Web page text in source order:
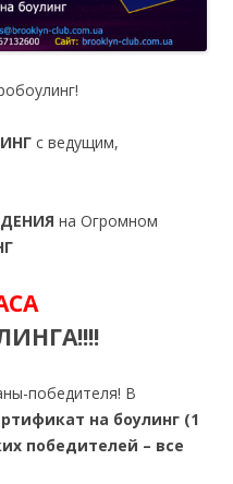
с ведущим,
на Огромном
победителя! В
на боулинг (1
победителей – все